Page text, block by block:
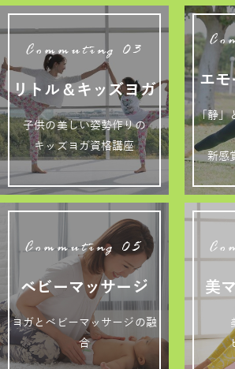
Commuting 03
リトル＆キッズヨガ
子供の美しい姿勢作りの
キッズヨガ資格講座
エ
「静」
新感
Commuting 05
ベビーマッサージ
ヨガとベビーマッサージの融
合
美